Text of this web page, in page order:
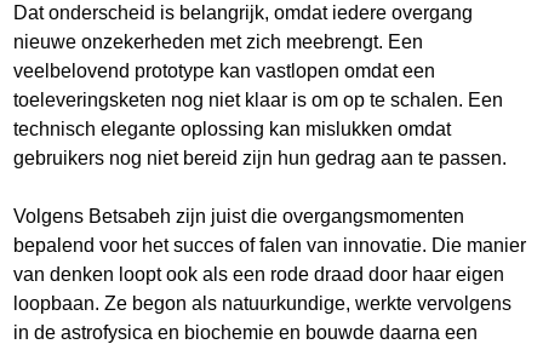
Dat onderscheid is belangrijk, omdat iedere overgang
nieuwe onzekerheden met zich meebrengt. Een
veelbelovend prototype kan vastlopen omdat een
toeleveringsketen nog niet klaar is om op te schalen. Een
technisch elegante oplossing kan mislukken omdat
gebruikers nog niet bereid zijn hun gedrag aan te passen.
Volgens Betsabeh zijn juist die overgangsmomenten
bepalend voor het succes of falen van innovatie. Die manier
van denken loopt ook als een rode draad door haar eigen
loopbaan. Ze begon als natuurkundige, werkte vervolgens
in de astrofysica en biochemie en bouwde daarna een